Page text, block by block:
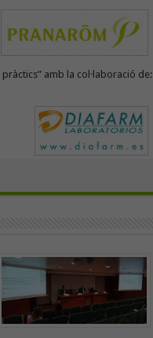
amb la col·laboració de: